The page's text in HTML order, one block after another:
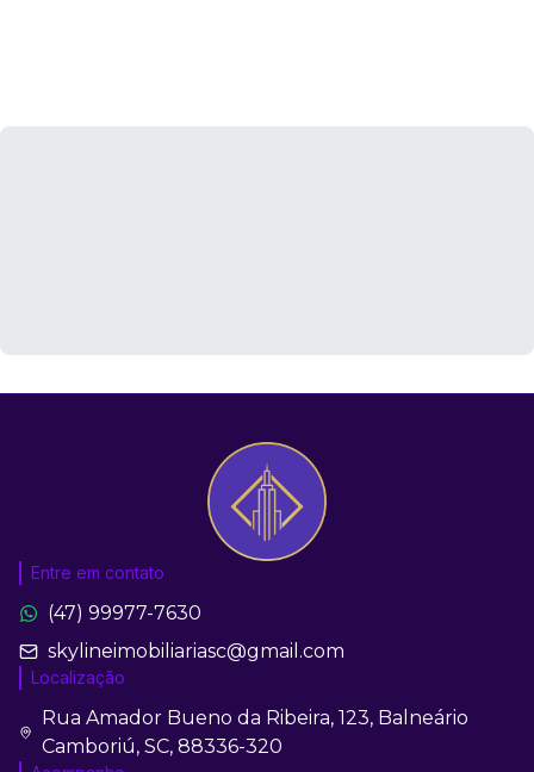
Entre em contato
(47) 99977-7630
skylineimobiliariasc@gmail.com
Localização
Rua Amador Bueno da Ribeira, 123, Balneário
Camboriú, SC, 88336-320